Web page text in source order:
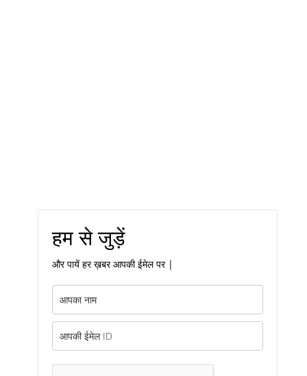
हम से जुड़ें
और पायें हर ख़बर आपकी ईमेल पर |